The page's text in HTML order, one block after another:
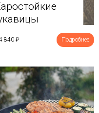
840 ₽ Подробнее